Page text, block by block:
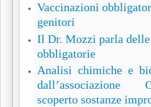
Vaccinazioni
genitori
Il Dr. Mozzi parla
obbligatorie
Analisi chimiche e
dall’associazione
scoperto sostanze